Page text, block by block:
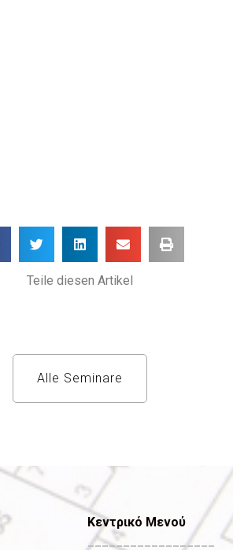
Teile diesen Artikel
Alle Seminare
Κεντρικό Μενού
__________________